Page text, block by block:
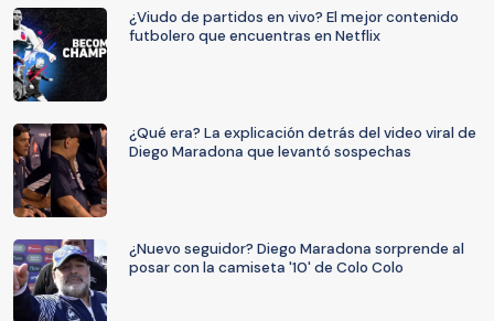
¿Viudo de partidos en vivo? El mejor contenido
futbolero que encuentras en Netflix
¿Qué era? La explicación detrás del video viral de
Diego Maradona que levantó sospechas
¿Nuevo seguidor? Diego Maradona sorprende al
posar con la camiseta '10' de Colo Colo